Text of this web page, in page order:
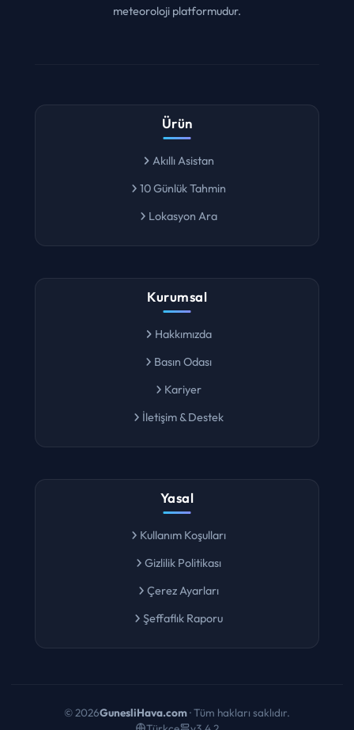
meteoroloji platformudur.
Ürün
Akıllı Asistan
10 Günlük Tahmin
Lokasyon Ara
Kurumsal
Hakkımızda
Basın Odası
Kariyer
İletişim & Destek
Yasal
Kullanım Koşulları
Gizlilik Politikası
Çerez Ayarları
Şeffaflık Raporu
© 2026GunesliHava.com· Tüm hakları saklıdır.